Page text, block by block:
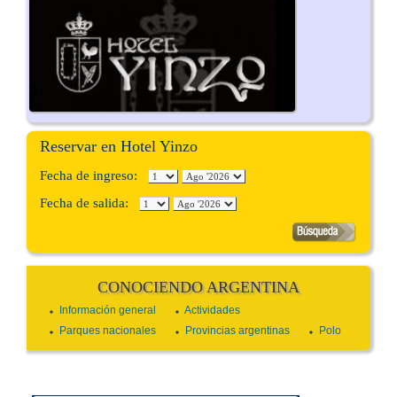
Reservar en Hotel Yinzo
Fecha de ingreso:
Fecha de salida:
CONOCIENDO ARGENTINA
Información general
Actividades
Parques nacionales
Provincias argentinas Polo